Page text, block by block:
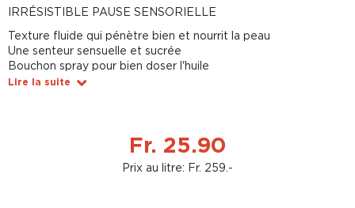
IRRÉSISTIBLE PAUSE SENSORIELLE
Texture fluide qui pénètre bien et nourrit la peau
Une senteur sensuelle et sucrée
Bouchon spray pour bien doser l'huile
Lire la suite
Fr. 25.90
Prix au litre: Fr. 259.-